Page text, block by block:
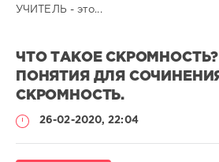
УЧИТЕЛЬ - это...
ЧТО ТАКОЕ
ПОНЯТИЯ ДЛЯ
СКРОМНОСТЬ.
26-02-2020, 22:04